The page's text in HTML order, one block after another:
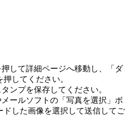
して詳細ページへ移動し、「ダ
してください。
ンプを保存してください。
ールソフトの「写真を選択」ボ
ドした画像を選択して送信してご